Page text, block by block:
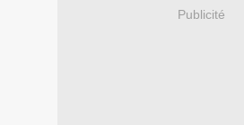
Publicité